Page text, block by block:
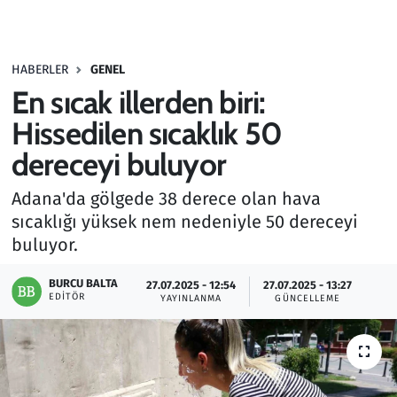
HABERLER GENEL
En sıcak illerden biri:
Hissedilen sıcaklık 50
dereceyi buluyor
Adana'da gölgede 38 derece olan hava
sıcaklığı yüksek nem nedeniyle 50 dereceyi
buluyor.
BURCU BALTA
EDITÖR
27.07.2025 - 12:54
YAYINLANMA
27.07.2025 - 13:27
GÜNCELLEME
Haber
Kültür Sanat
Kurumsal Haberler
Lezzet Durağı
Memur ve Kamu
Otomobil
Oyun
Ramazan